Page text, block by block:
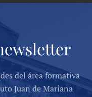
del área formativa
Juan de Mariana